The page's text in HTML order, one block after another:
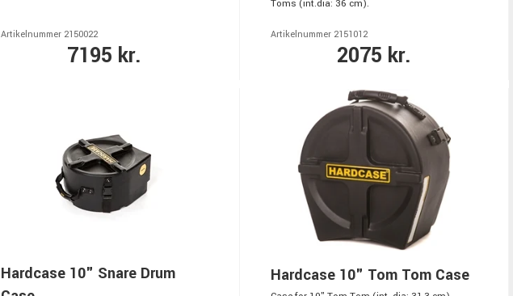
Artikelnummer 2150022
7195 kr.
Toms (int.dia: 36 cm).
Artikelnummer 2151012
2075 kr.
Hardcase 10" Snare Drum
Hardcase 10" Tom Tom Case